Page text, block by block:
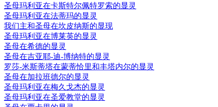
圣母玛利亚在卡斯特尔佩特罗索的显灵
圣母玛利亚在法蒂玛的显灵
我们主和圣母在坎皮纳斯的显现
圣母玛利亚在博莱英的显灵
圣母在希德的显灵
圣母在吉亚耶-迪-博纳特的显灵
罗莎-米斯蒂塔在蒙蒂恰里和丰塔内尔的显灵
圣母在加拉班德尔的显灵
圣母玛利亚在梅久戈杰的显灵
圣母玛利亚在圣爱教堂的显灵